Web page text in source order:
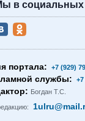
в социальных
портала: +7 (929)
службы:
Богдан Т.С.